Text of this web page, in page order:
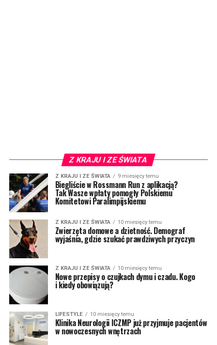
Z KRAJU I ZE ŚWIATA
Z KRAJU I ZE ŚWIATA 9 miesięcy temu
Biegliście w Rossmann Run z aplikacją?
Tak Wasze wpłaty pomogły Polskiemu
Komitetowi Paralimpijskiemu
Z KRAJU I ZE ŚWIATA 10 miesięcy temu
Zwierzęta domowe a dzietność. Demograf
wyjaśnia, gdzie szukać prawdziwych przyczyn
Z KRAJU I ZE ŚWIATA 10 miesięcy temu
Nowe przepisy o czujkach dymu i czadu. Kogo
i kiedy obowiązują?
LIFESTYLE 10 miesięcy temu
Klinika Neurologii ICZMP już przyjmuje pacjentów
w nowoczesnych wnętrzach